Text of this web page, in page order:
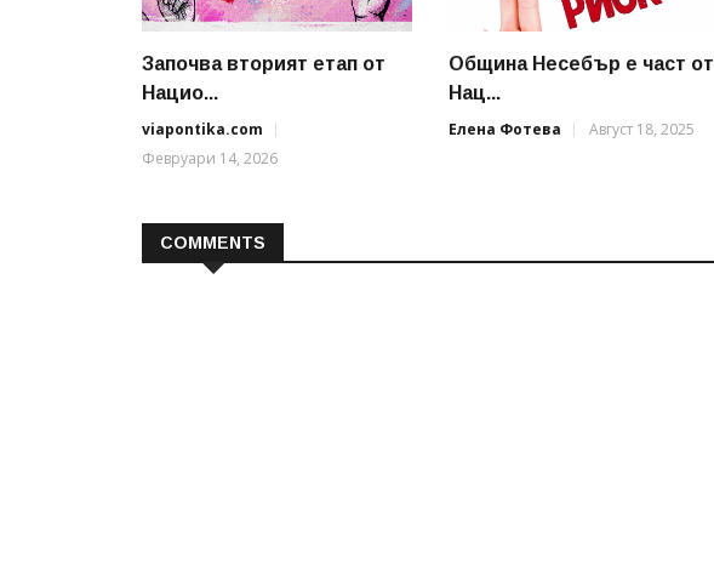
Започва вторият етап от
Нацио...
viapontika.com
Февруари 14, 2026
Община Несебър е част от
Нац...
Елена Фотева
Август 18, 2025
COMMENTS